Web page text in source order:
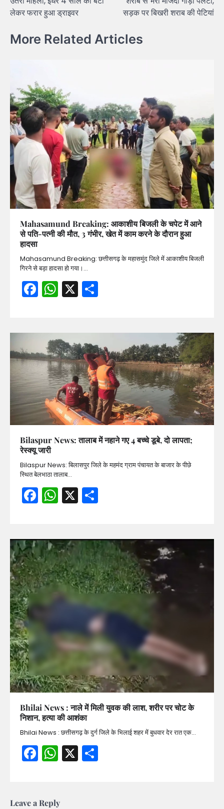
लेकर फरार हुआ ड्राइवर
सड़क पर बिखरी शराब की पेटियां
More Related Articles
Mahasamund Breaking: आकाशीय बिजली के चपेट में आने
से पति-पत्नी की मौत, 3 गंभीर, खेत में काम करने के दौरान हुआ
हादसा
Mahasamund Breaking: छत्तीसगढ़ के महासमुंद जिले में आकाशीय बिजली
गिरने से बड़ा हादसा हो गया।…
Facebook
WhatsApp
X
Bilaspur News: तालाब में नहाने गए 4 बच्चे डूबे, दो लापता;
रेस्क्यू जारी
Bilaspur News: बिलासपुर जिले के महमंद ग्राम पंचायत के बाजार के पीछे
स्थित बेलभाठा तालाब…
Facebook
WhatsApp
X
Bhilai News : नाले में मिली युवक की लाश, शरीर पर चोट के
निशान, हत्या की आशंका
Bhilai News : छत्तीसगढ़ के दुर्ग जिले के भिलाई शहर में बुधवार देर रात एक…
Facebook
WhatsApp
X
Leave a Reply